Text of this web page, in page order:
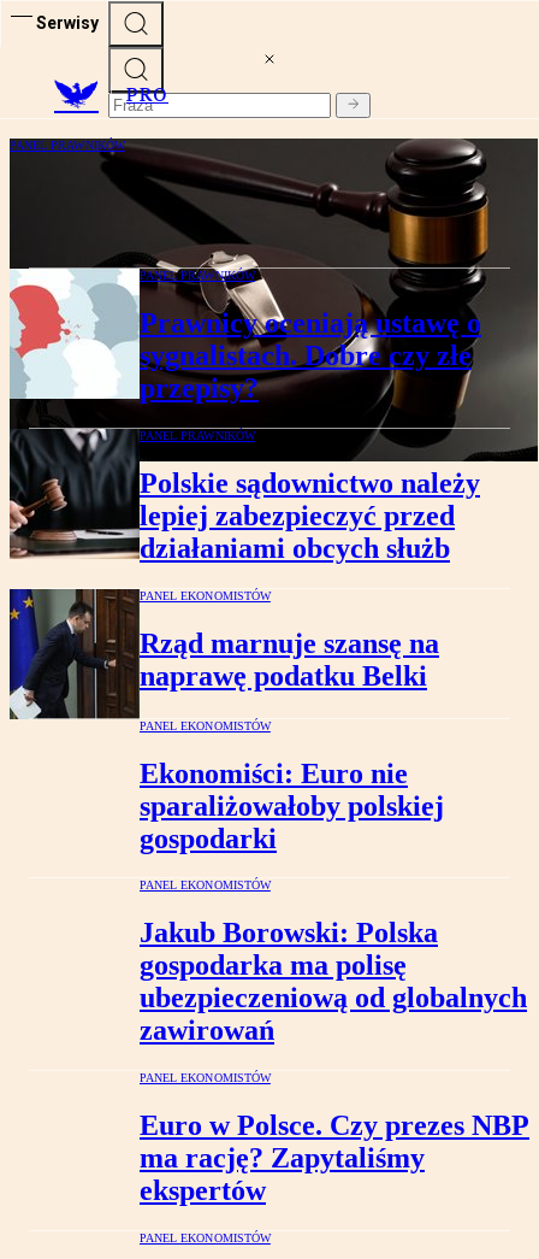
Serwisy
PRO
PANEL PRAWNIKÓW
Trudne wdrożenie ustawy o sygnalistach.
Są obawy o nadużycia
PANEL PRAWNIKÓW
Prawnicy oceniają ustawę o
sygnalistach. Dobre czy złe
przepisy?
PANEL PRAWNIKÓW
Polskie sądownictwo należy
lepiej zabezpieczyć przed
działaniami obcych służb
PANEL EKONOMISTÓW
Rząd marnuje szansę na
naprawę podatku Belki
PANEL EKONOMISTÓW
Ekonomiści: Euro nie
sparaliżowałoby polskiej
gospodarki
PANEL EKONOMISTÓW
Jakub Borowski: Polska
gospodarka ma polisę
ubezpieczeniową od globalnych
zawirowań
PANEL EKONOMISTÓW
Euro w Polsce. Czy prezes NBP
ma rację? Zapytaliśmy
ekspertów
PANEL EKONOMISTÓW